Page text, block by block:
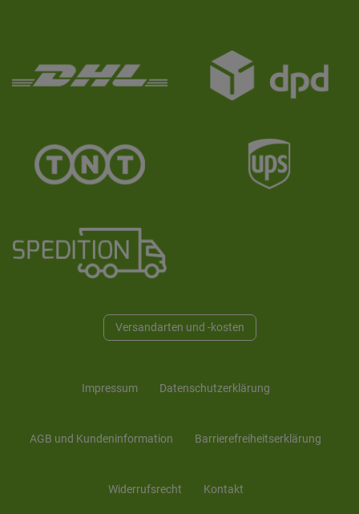
Versandarten und -kosten
Impressum Daten­schutz­erklärung
AGB und Kunden­information Barrierefreiheitserklärung
Widerrufs­recht Kontakt